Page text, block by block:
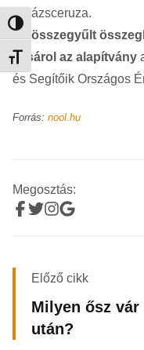
Nagy kontraszt váltása
Betűméret váltása
Varázsceruza.
Az összegyűlt
vásárol az alapítvány
és Segítőik Országos
Forrás: nool.hu
Megosztás:
Előző cikk
Milyen ősz vár
után?